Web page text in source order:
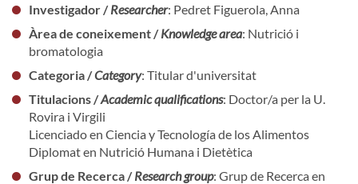
Investigador /Researcher: Pedret Figuerola, Anna
Àrea de coneixement /Knowledge area: Nutrició i
bromatologia
Categoria /Category: Titular d'universitat
Titulacions /Academic qualifications: Doctor/a per la U.
Rovira i Virgili
Licenciado en Ciencia y Tecnología de los Alimentos
Diplomat en Nutrició Humana i Dietètica
Grup de Recerca /Research group: Grup de Recerca en